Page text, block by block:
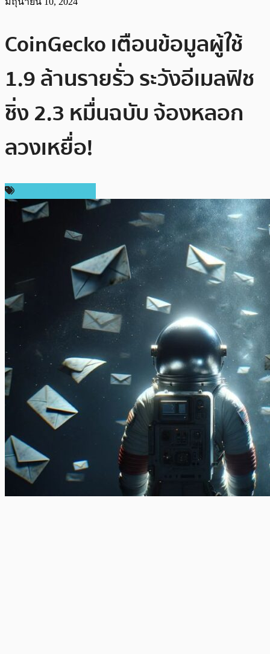
CoinGecko เตือนข้อมูลผู้ใช้
1.9 ล้านรายรั่ว ระวังอีเมลฟิช
ชิ่ง 2.3 หมื่นฉบับ จ้องหลอก
ลวงเหยื่อ!